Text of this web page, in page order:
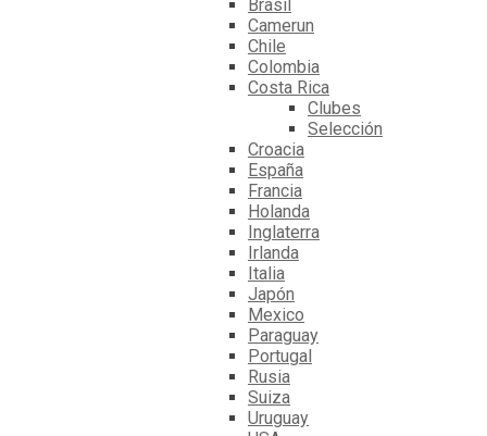
Brasil
Camerun
Chile
Colombia
Costa Rica
Clubes
Selección
Croacia
España
Francia
Holanda
Inglaterra
Irlanda
Italia
Japón
Mexico
Paraguay
Portugal
Rusia
Suiza
Uruguay